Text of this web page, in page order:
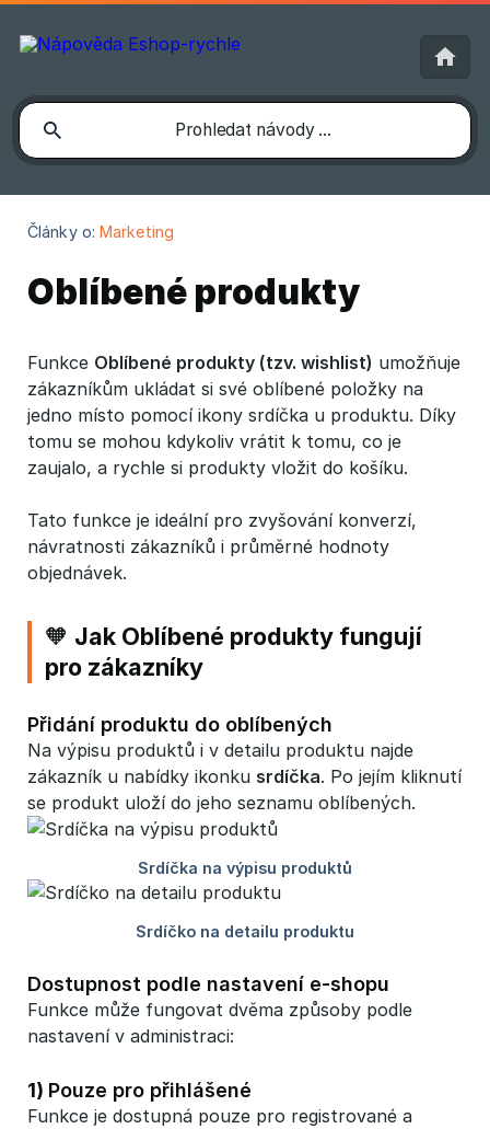
Články o: Marketing
Oblíbené produkty
Funkce Oblíbené produkty (tzv. wishlist) umožňuje
zákazníkům ukládat si své oblíbené položky na
jedno místo pomocí ikony srdíčka u produktu. Díky
tomu se mohou kdykoliv vrátit k tomu, co je
zaujalo, a rychle si produkty vložit do košíku.
Tato funkce je ideální pro zvyšování konverzí,
návratnosti zákazníků i průměrné hodnoty
objednávek.
🧡 Jak Oblíbené produkty fungují
pro zákazníky
Přidání produktu do oblíbených
Na výpisu produktů i v detailu produktu najde
zákazník u nabídky ikonku srdíčka. Po jejím kliknutí
se produkt uloží do jeho seznamu oblíbených.
Dostupnost podle nastavení e-shopu
Funkce může fungovat dvěma způsoby podle
nastavení v administraci:
1) Pouze pro přihlášené
Funkce je dostupná pouze pro registrované a